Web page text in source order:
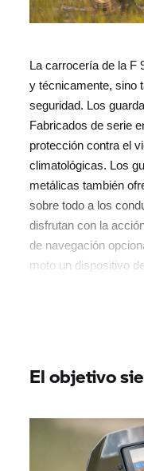
La carrocería de la F
y técnicamente, sino
seguridad. Los
Fabricados de serie
protección contra el
climatológicas. Los
metálicas también
sobre todo a los
disfrutan con la
de navegación
moto un dispositivo
El objetivo